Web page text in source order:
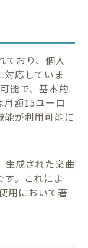
ており、個人
応していま
能で、基本的
月額15ユーロ
能が利用可能に
生成された楽曲
。これによ
用において著